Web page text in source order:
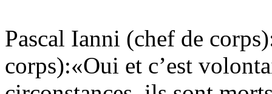
Pascal Ianni (chef de
corps):«Oui et c’est